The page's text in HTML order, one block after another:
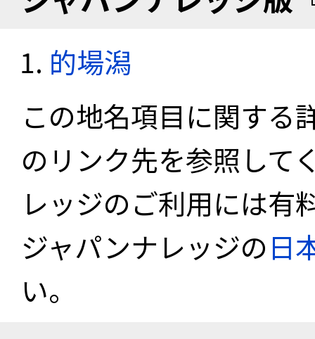
的場潟
この地名項目に関する
のリンク先を参照して
レッジのご利用には有
ジャパンナレッジの日
い。